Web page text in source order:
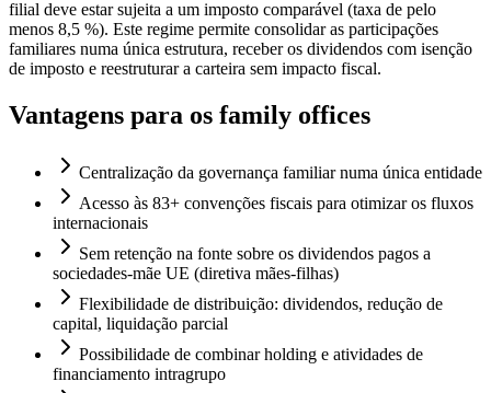
filial deve estar sujeita a um imposto comparável (taxa de pelo
menos 8,5 %). Este regime permite consolidar as participações
familiares numa única estrutura, receber os dividendos com isenção
de imposto e reestruturar a carteira sem impacto fiscal.
Vantagens para os family offices
Centralização da governança familiar numa única entidade
Acesso às 83+ convenções fiscais para otimizar os fluxos
internacionais
Sem retenção na fonte sobre os dividendos pagos a
sociedades-mãe UE (diretiva mães-filhas)
Flexibilidade de distribuição: dividendos, redução de
capital, liquidação parcial
Possibilidade de combinar holding e atividades de
financiamento intragrupo